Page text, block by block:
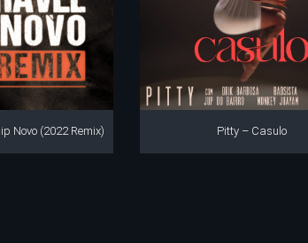
Novo (2022 Remix) Pitty – Casulo